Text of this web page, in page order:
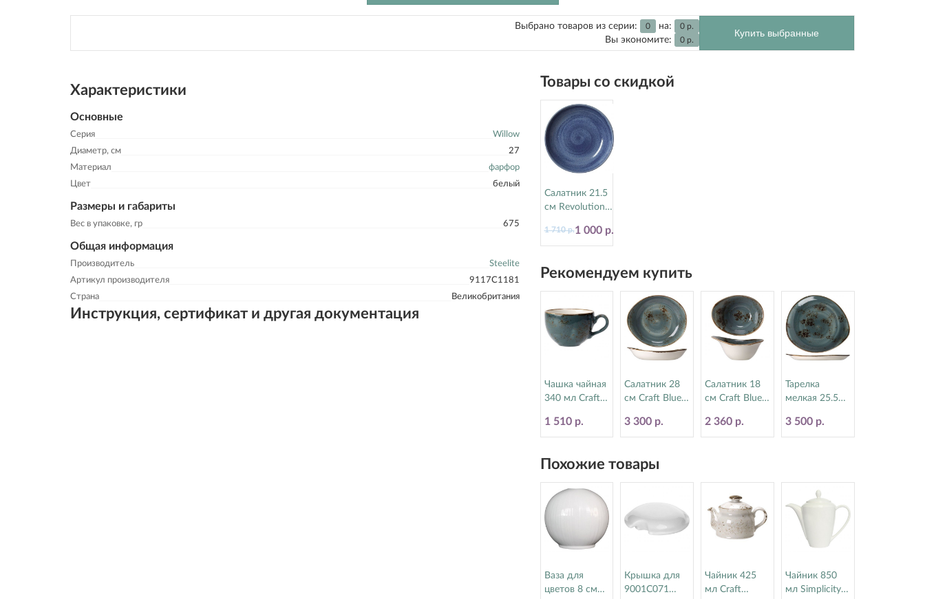
Выбрано товаров из серии: 0 на: 0 р.
Вы экономите: 0 р.
Купить выбранные
Характеристики
Основные
Серия
Willow
Диаметр, см
27
Материал
фарфор
Цвет
белый
Размеры и габариты
Вес в упаковке, гр 675
Общая информация
Производитель
Steelite
Артикул производителя
9117C1181
Страна
Великобритания
Инструкция, сертификат и другая документация
Товары со скидкой
Салатник 21.5
см Revolution
Steelite
(Стилайт)
1 000 р.
1 710 р.
Рекомендуем купить
Чашка чайная
340 мл Craft
(Стилайт)
11300152
1 510 р.
Салатник 28
см Craft Blue
(Стилайт)
11300523
3 300 р.
Салатник 18
см Craft Blue
(Стилайт)
11300524
2 360 р.
Тарелка
мелкая 25.5
Steelite
(Стилайт)
3 500 р.
Похожие товары
Ваза для
цветов 8 см
Крышка для
9001C071
Чайник 425
мл Craft
Чайник 850
мл Simplicity